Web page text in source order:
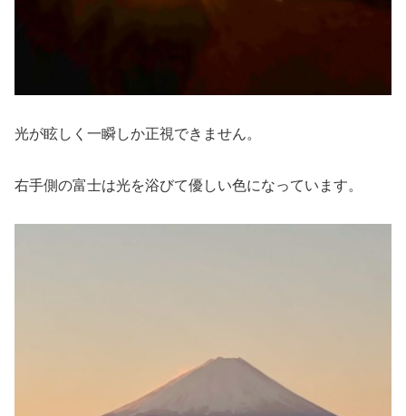
光が眩しく一瞬しか正視できません。
右手側の富士は光を浴びて優しい色になっています。